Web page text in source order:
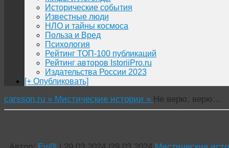
Исторические события
Известные люди
НЛО и тайны космоса
Польза и Вред
Психология
Рейтинг ТОП-100 публикаций
Рейтинг авторов IstoriiPro.ru
Издательства России 2023
[+ Опубликовать]
carsson.ru » Мистические истории » Не верю, верю…